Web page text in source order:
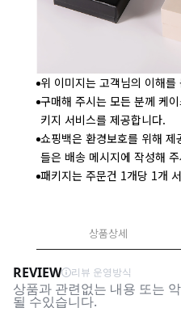
위 이미지는 고객님의 이해
구매해 주시는 모든 분께 케
키지 서비스를 제공합니다.
쇼핑백은 환경보호를 위해
들은 배송 메시지에 작성해
패키지는 주문건 1개당 1개
상품상세